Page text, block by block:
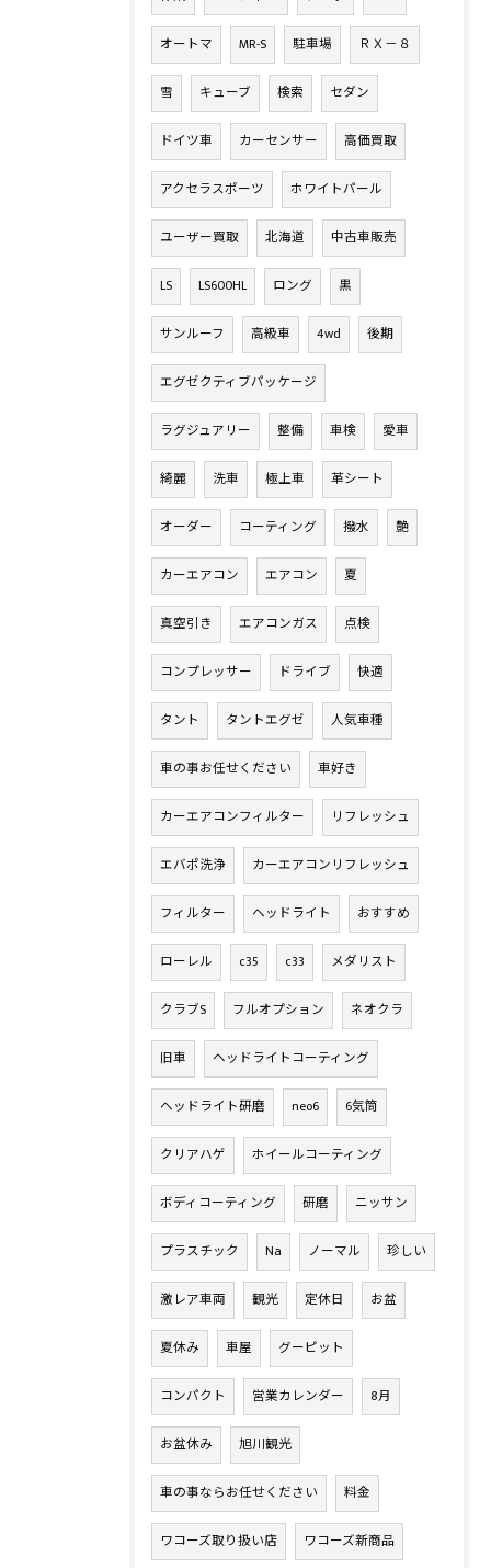
オートマ MR-S 駐車場 ＲＸ－８
雪 キューブ 検索 セダン
ドイツ車 カーセンサー 高価買取
アクセラスポーツ ホワイトパール
ユーザー買取 北海道 中古車販売
LS LS600HL ロング 黒
サンルーフ 高級車 4wd 後期
エグゼクティブパッケージ
ラグジュアリー 整備 車検 愛車
綺麗 洗車 極上車 革シート
オーダー コーティング 撥水 艶
カーエアコン エアコン 夏
真空引き エアコンガス 点検
コンプレッサー ドライブ 快適
タント タントエグゼ 人気車種
車の事お任せください 車好き
カーエアコンフィルター リフレッシュ
エバポ洗浄 カーエアコンリフレッシュ
フィルター ヘッドライト おすすめ
ローレル c35 c33 メダリスト
クラブS フルオプション ネオクラ
旧車 ヘッドライトコーティング
ヘッドライト研磨 neo6 6気筒
クリアハゲ ホイールコーティング
ボディコーティング 研磨 ニッサン
プラスチック Na ノーマル 珍しい
激レア車両 観光 定休日 お盆
夏休み 車屋 グーピット
コンパクト 営業カレンダー 8月
お盆休み 旭川観光
車の事ならお任せください 料金
ワコーズ取り扱い店 ワコーズ新商品